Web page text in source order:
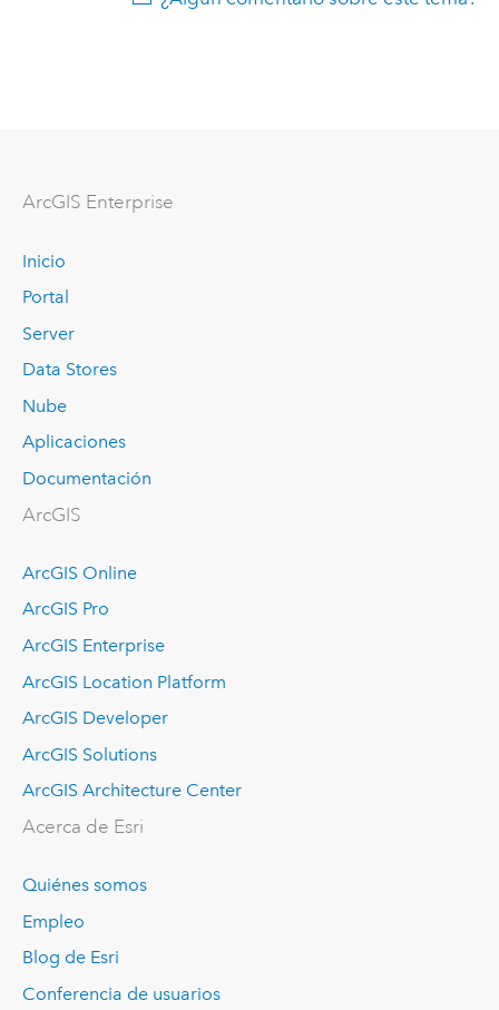
ArcGIS Enterprise
Inicio
Portal
Server
Data Stores
Nube
Aplicaciones
Documentación
ArcGIS
ArcGIS Online
ArcGIS Pro
ArcGIS Enterprise
ArcGIS Location Platform
ArcGIS Developer
ArcGIS Solutions
ArcGIS Architecture Center
Acerca de Esri
Quiénes somos
Empleo
Blog de Esri
Conferencia de usuarios